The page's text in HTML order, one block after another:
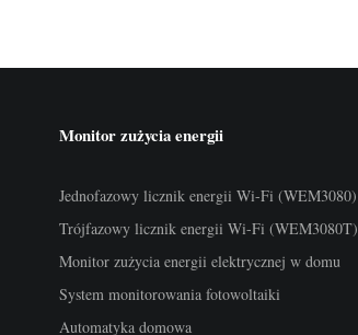
Monitor zużycia energii
Jednofazowy licznik energii Wi-Fi (WEM3080)
Trójfazowy licznik energii Wi-Fi (WEM3080T)
Monitor zużycia energii elektrycznej w domu
System monitorowania fotowoltaiki
Automatyka domowa